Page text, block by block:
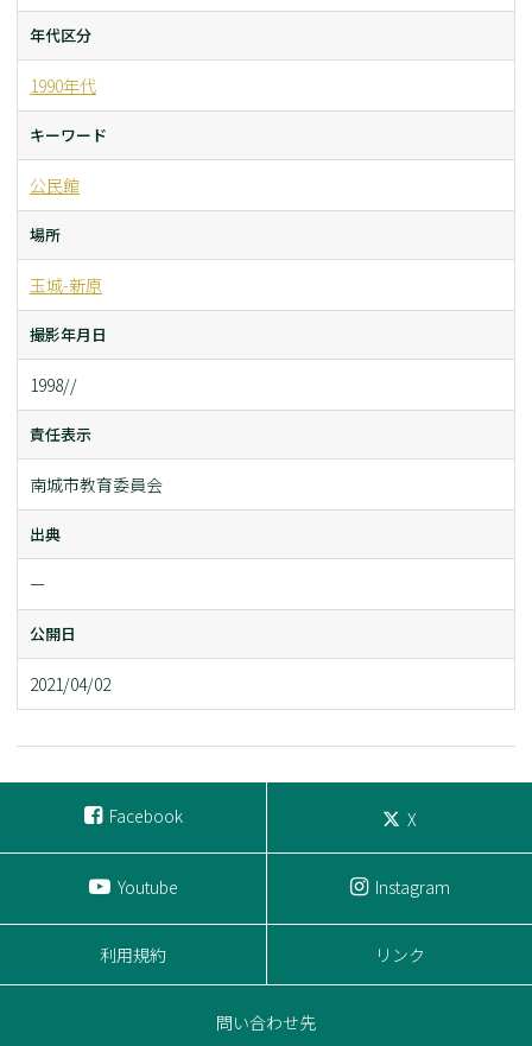
年代区分
1990年代
キーワード
公民館
場所
玉城-新原
撮影年月日
1998//
責任表示
南城市教育委員会
出典
ー
公開日
2021/04/02
Facebook X
Youtube Instagram
利用規約 リンク
問い合わせ先